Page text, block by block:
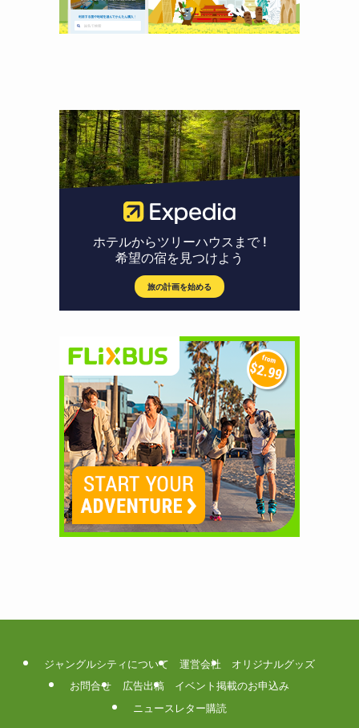
ジャングルシティについて 運営会社
オリジナルグッズ
お問合せ
広告出稿
イベント掲載のお申込み
ニュースレター購読